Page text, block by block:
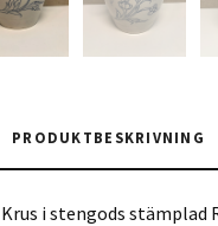
PRODUKTBESKRIVNING
Krus i stengods stämplad